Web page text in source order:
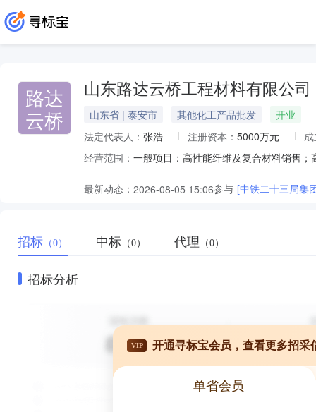
路达
云桥
山东路达云桥工程材料有限公司
山东省 | 泰安市 其他化工产品批发
开业
法定代表人： 张浩 注册资本： 5000万元
经营范围：
最新动态： 2026-08-05 15:06参与
招标 （0） 中标 （0） 代理 （0）
招标分析
VIP 开通寻标宝会员，查看更多招采
单省会员